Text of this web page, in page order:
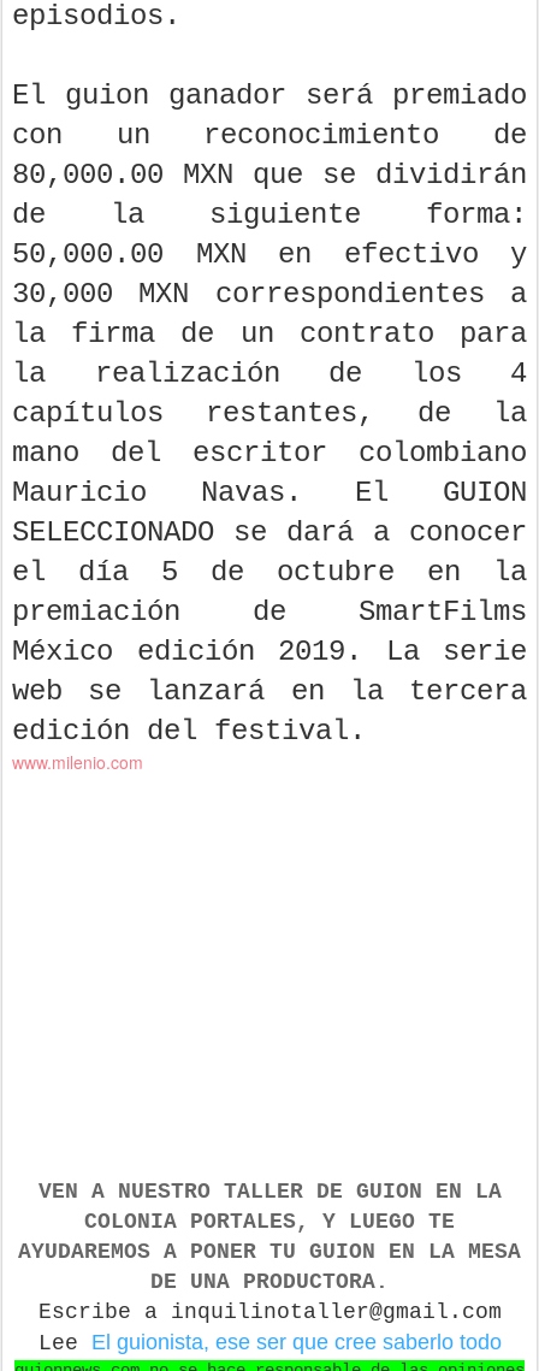
episodios.
El guion ganador será premiado
con un reconocimiento de
80,000.00 MXN que se dividirán
de la siguiente forma:
50,000.00 MXN en efectivo y
30,000 MXN correspondientes a
la firma de un contrato para
la realización de los 4
capítulos restantes, de la
mano del escritor colombiano
Mauricio Navas. El GUION
SELECCIONADO se dará a conocer
el día 5 de octubre en la
premiación de SmartFilms
México edición 2019. La serie
web se lanzará en la tercera
edición del festival.
www.milenio.com
VEN A NUESTRO TALLER DE GUION EN LA
COLONIA PORTALES, Y LUEGO TE
AYUDAREMOS A PONER TU GUION EN LA MESA
DE UNA PRODUCTORA.
Escribe a inquilinotaller@gmail.com
Lee El guionista, ese ser que cree saberlo todo